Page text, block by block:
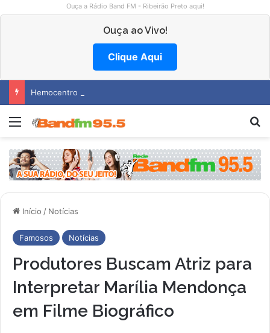
Ouça a Rádio Band FM - Ribeirão Preto aqui!
Ouça ao Vivo!
Clique Aqui
Hemocentro abre vagas na região
Menu
Início / Notícias
Famosos Notícias
Produtores Buscam Atriz para
Interpretar Marília Mendonça
em Filme Biográfico